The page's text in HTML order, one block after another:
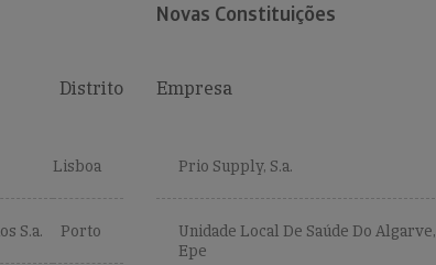
Distrito
Lisboa
S.a. Porto
Novas Constituições
Empresa
Prio Supply, S.a.
Unidade Local De Saúde Do Algarve,
Epe